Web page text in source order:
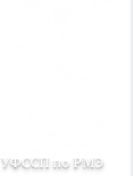
УФССП по РМЭ